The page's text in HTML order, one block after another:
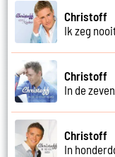
Christoff
Ik zeg
Christoff
In de
Christoff
In